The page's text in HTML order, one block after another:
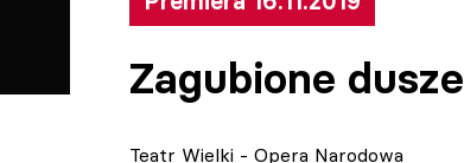
Zagubione dusze
Teatr Wielki - Opera Narodowa